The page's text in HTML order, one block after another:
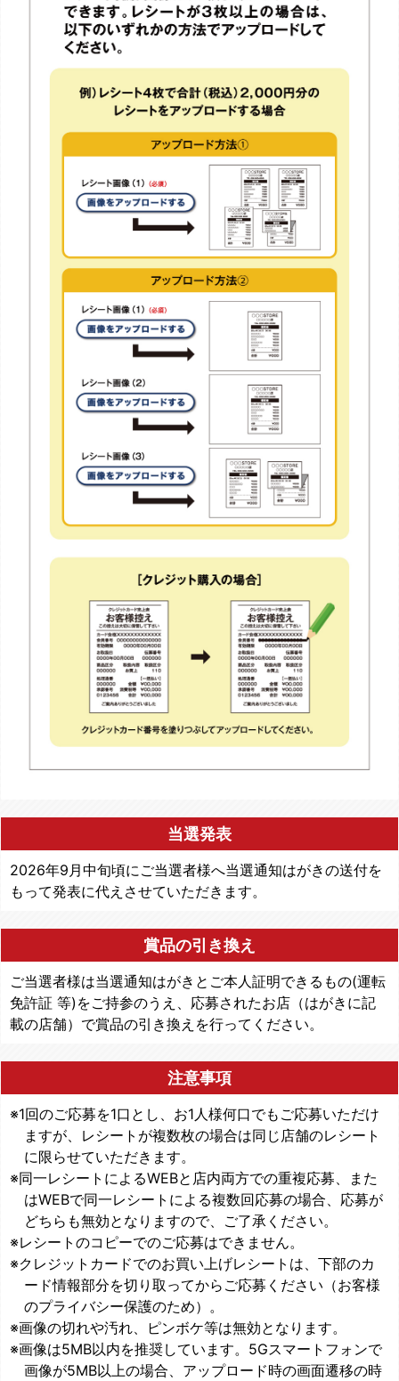
当選発表
2026年9月中旬頃にご当選者様へ当選通知はがきの送付を
もって発表に代えさせていただきます。
賞品の引き換え
ご当選者様は当選通知はがきとご本人証明できるもの(運転
免許証 等)をご持参のうえ、応募されたお店（はがきに記
載の店舗）で賞品の引き換えを行ってください。
注意事項
※1回のご応募を1口とし、お1人様何口でもご応募いただけ
ますが、レシートが複数枚の場合は同じ店舗のレシート
に限らせていただきます。
※同一レシートによるWEBと店内両方での重複応募、また
はWEBで同一レシートによる複数回応募の場合、応募が
どちらも無効となりますので、ご了承ください。
※レシートのコピーでのご応募はできません。
※クレジットカードでのお買い上げレシートは、下部のカ
ード情報部分を切り取ってからご応募ください（お客様
のプライバシー保護のため）。
※画像の切れや汚れ、ピンボケ等は無効となります。
※画像は5MB以内を推奨しています。5Gスマートフォンで
画像が5MB以上の場合、アップロード時の画面遷移の時